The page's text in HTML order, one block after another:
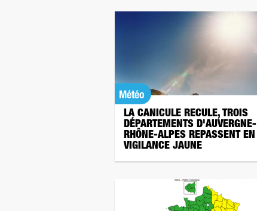
Météo
LA CANICULE RECULE, TROIS
DÉPARTEMENTS D'AUVERGNE-
RHÔNE-ALPES REPASSENT EN
VIGILANCE JAUNE